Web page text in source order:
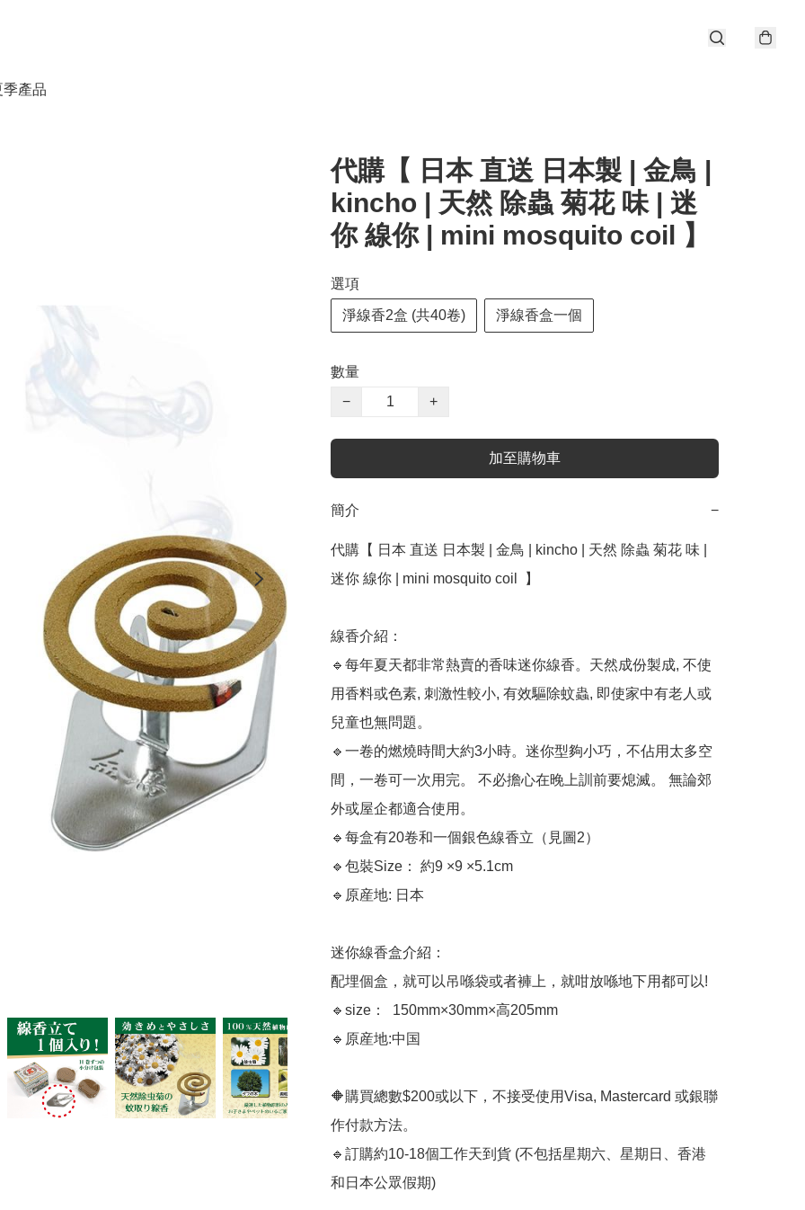
產品
代購【 日本 直送 日本製 | 金鳥 |
kincho | 天然 除蟲 菊花 味 | 迷
你 線你 | mini mosquito coil 】
選項
淨線香2盒 (共40卷) 淨線香盒一個
數量
−
+
加至購物車
簡介 −
代購【 日本 直送 日本製 | 金鳥 | kincho | 天然 除蟲 菊花 味 |
迷你 線你 | mini mosquito coil  】﻿
線香介紹：
🔹每年夏天都非常熱賣的香味迷你線香。天然成份製成, 不使
用香料或色素, 刺激性較小, 有效驅除蚊蟲, 即使家中有老人或
兒童也無問題。
🔹一卷的燃燒時間大約3小時。迷你型夠小巧，不佔用太多空
間，一卷可一次用完。 不必擔心在晚上訓前要熄滅。 無論郊
外或屋企都適合使用。
🔹每盒有20卷和一個銀色線香立（見圖2）
🔹包裝Size： 約9 ×9 ×5.1cm
🔹原産地: 日本
迷你線香盒介紹：
配埋個盒，就可以吊喺袋或者褲上，就咁放喺地下用都可以!
🔹size：  150mm×30mm×高205mm
🔹原産地:中国
🔶購買總數$200或以下，不接受使用Visa, Mastercard 或銀聯
作付款方法。
🔹訂購約10-18個工作天到貨 (不包括星期六、星期日、香港
和日本公眾假期) ﻿